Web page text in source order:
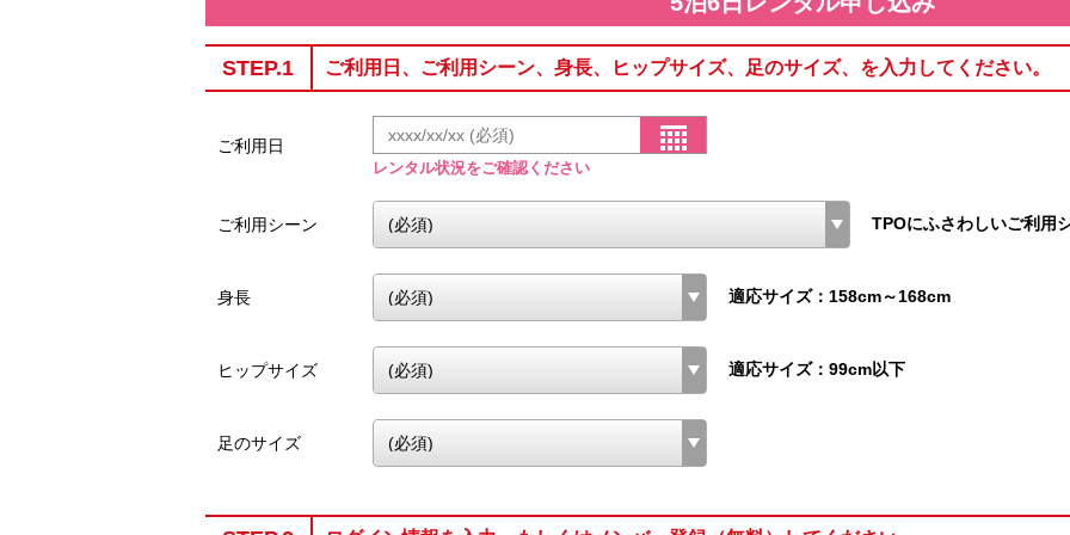
STEP.1 ご利用日、ご利用シーン、身長、ヒップサイズ、足のサイズ、を入力してください。
ご利用日
レンタル状況をご確認ください
ご利用シーン TPOにふさわしいご利用
身長 適応サイズ：158cm～168cm
ヒップサイズ 適応サイズ：99cm以下
足のサイズ